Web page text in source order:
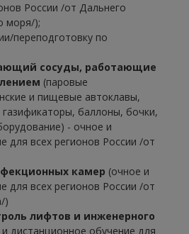
России /от Дальнего
моря/);
переподготовку по
сосуды, работающие
(паровые
и пищевые автоклавы,
баллоны, бочки,
- очное и
для всех регионов России /от
камер (очное и
для всех регионов России /от
)
лифтов и инженерного
дистанционное обучение для